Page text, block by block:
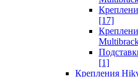
[17]
[1]
Крепления